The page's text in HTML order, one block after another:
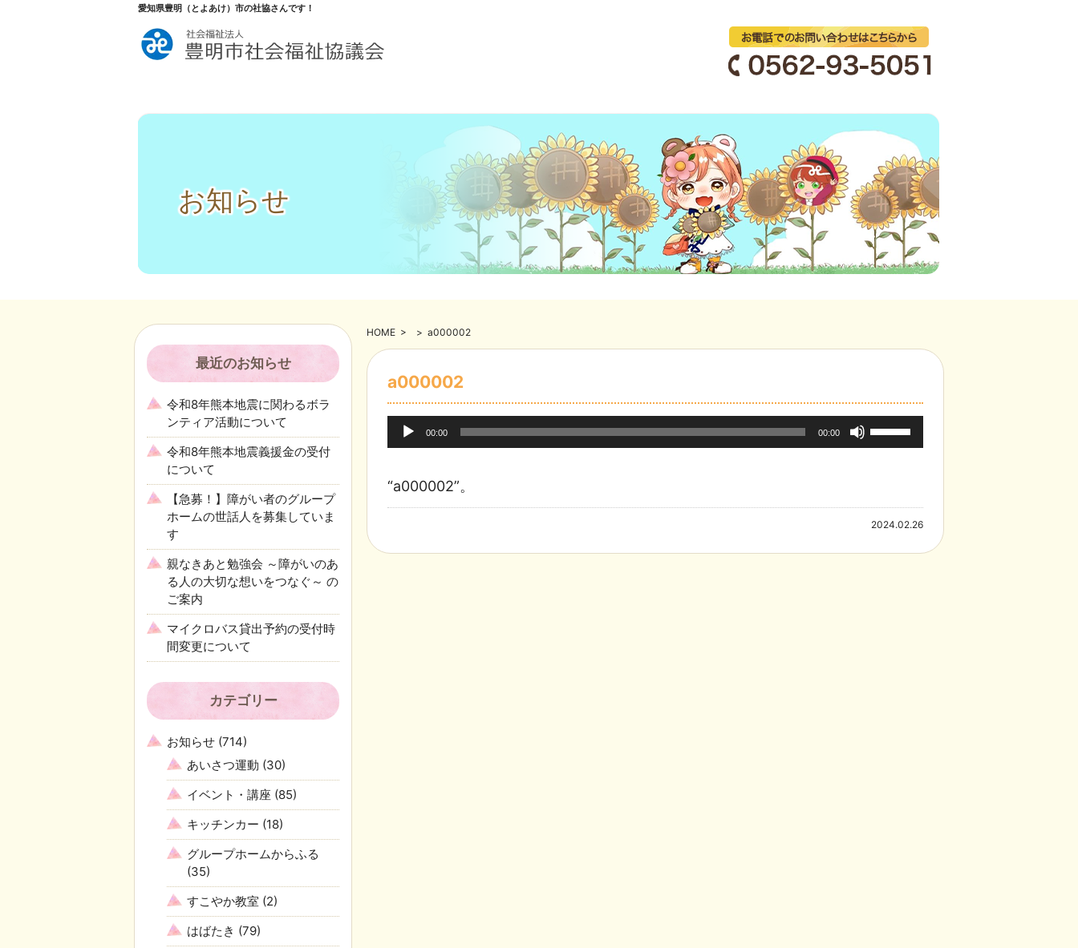
愛知県豊明（とよあけ）市の社協さんです！
お知らせ
HOME > > a000002
a000002
声
プ
レ
ヤ
00:00 00:00
ボ
ー
ム
調
“a000002”。
2024.02.26
最近のお知らせ
令和8年熊本地震に関わるボラ
ンティア活動について
令和8年熊本地震義援金の受付
について
【急募！】障がい者のグループ
ホームの世話人を募集していま
す
親なきあと勉強会 ～障がいのあ
る人の大切な想いをつなぐ～ の
ご案内
マイクロバス貸出予約の受付時
間変更について
カテゴリー
お知らせ (714)
あいさつ運動 (30)
イベント・講座 (85)
キッチンカー (18)
グループホームからふる
(35)
すこやか教室 (2)
はばたき (79)